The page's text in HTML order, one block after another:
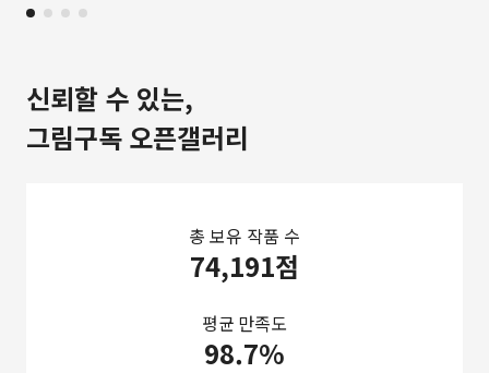
신뢰할 수 있는,
그림구독 오픈갤러리
총 보유 작품 수
74,191점
평균 만족도
98.7%